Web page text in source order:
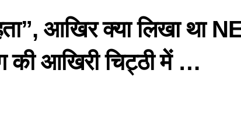
आखिर क्या लिखा था
की आखिरी चिट्ठी में …